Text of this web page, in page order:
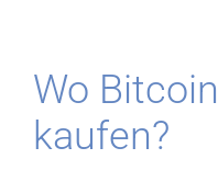
Wo
kaufen?